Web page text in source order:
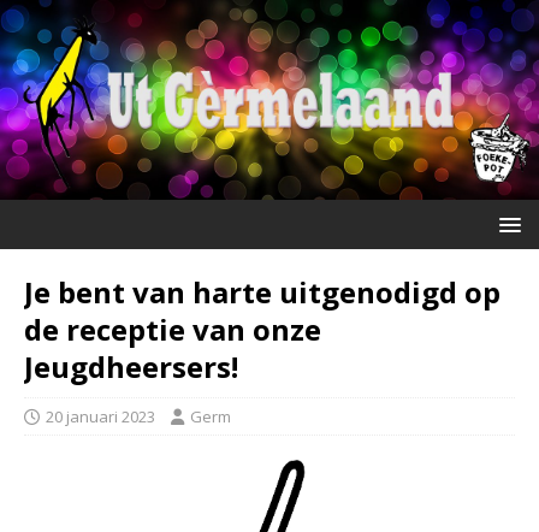
Je bent van harte uitgenodigd op
de receptie van onze
Jeugdheersers!
20 januari 2023 Germ